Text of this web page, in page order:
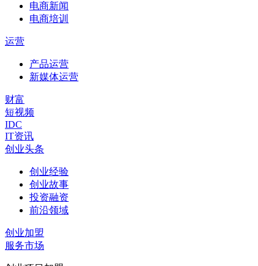
电商新闻
电商培训
运营
产品运营
新媒体运营
财富
短视频
IDC
IT资讯
创业头条
创业经验
创业故事
投资融资
前沿领域
创业加盟
服务市场